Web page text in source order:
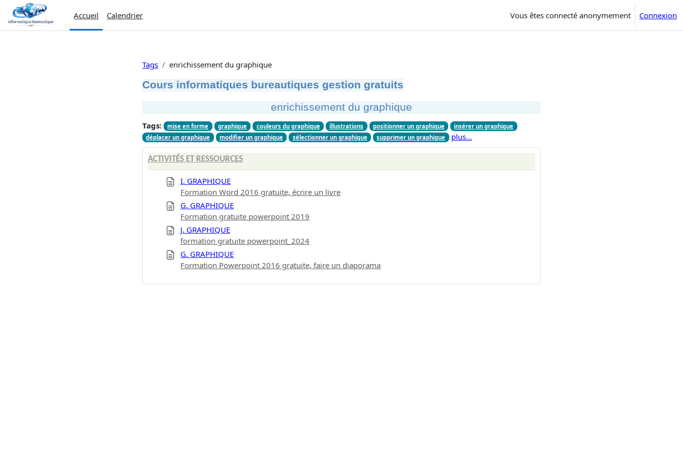
Passer au contenu principal
Accueil
Calendrier Vous êtes connecté anonymement Connexion
Tags enrichissement du graphique
Cours informatiques bureautiques gestion gratuits
enrichissement du graphique
Tags: mise en forme graphique couleurs du graphique illustrations positionner un graphique
insérer un graphique
déplacer un graphique
modifier un graphique sélectionner un graphique supprimer un graphique plus…
ACTIVITÉS ET RESSOURCES
I. GRAPHIQUE
Formation Word 2016 gratuite, écrire un livre
G. GRAPHIQUE
Formation gratuite powerpoint 2019
J. GRAPHIQUE
formation gratuite powerpoint_2024
G. GRAPHIQUE
Formation Powerpoint 2016 gratuite, faire un diaporama